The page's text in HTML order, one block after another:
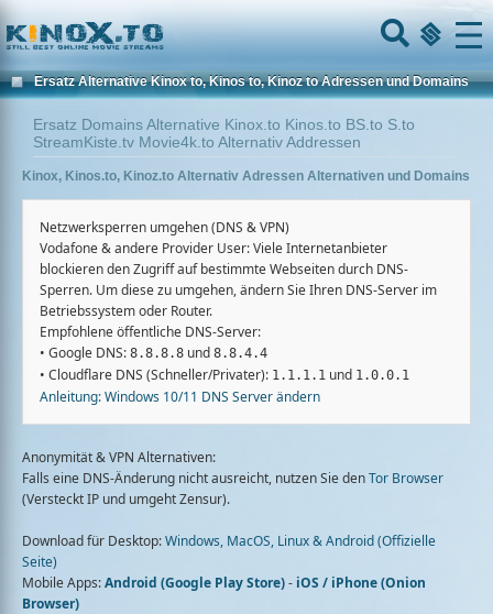
Home
Menu
Ersatz Alternative Kinox to, Kinos to, Kinoz to Adressen und Domains
Ersatz Domains Alternative Kinox.to Kinos.to BS.to S.to
StreamKiste.tv Movie4k.to Alternativ Addressen
Kinox, Kinos.to, Kinoz.to Alternativ Adressen Alternativen und Domains
Netzwerksperren umgehen (DNS & VPN)
Vodafone & andere Provider User:Viele Internetanbieter
blockieren den Zugriff auf bestimmte Webseiten durch DNS-
Sperren. Um diese zu umgehen, ändern Sie Ihren DNS-Server im
Betriebssystem oder Router.
Empfohlene öffentliche DNS-Server:
• Google DNS: 8.8.8.8 und 8.8.4.4
• Cloudflare DNS (Schneller/Privater): 1.1.1.1 und 1.0.0.1
Anleitung: Windows 10/11 DNS Server ändern
Anonymität & VPN Alternativen:
Falls eine DNS-Änderung nicht ausreicht, nutzen Sie denTor Browser
(Versteckt IP und umgeht Zensur).
Download für Desktop:Windows, MacOS, Linux & Android (Offizielle
Seite)
Mobile Apps:Android (Google Play Store)- iOS / iPhone (Onion
Browser)